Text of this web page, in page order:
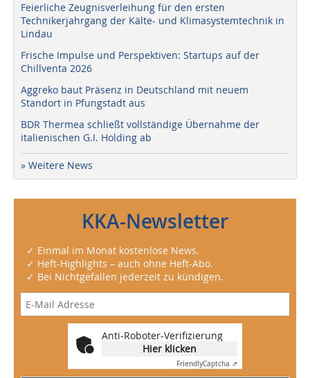
Feierliche Zeugnisverleihung für den ersten
Technikerjahrgang der Kälte- und Klimasystemtechnik in
Lindau
Frische Impulse und Perspektiven: Startups auf der
Chillventa 2026
Aggreko baut Präsenz in Deutschland mit neuem
Standort in Pfungstadt aus
BDR Thermea schließt vollständige Übernahme der
italienischen G.I. Holding ab
» Weitere News
KKA-Newsletter
✓ Einmal im Monat kostenlose News.
✓ Heft-Highlights – auch ohne Heft-Abo.
✓ Bei Nichtgefallen jederzeit zu kündigen.
Anti-Roboter-Verifizierung
Hier klicken
FriendlyCaptcha ⇗